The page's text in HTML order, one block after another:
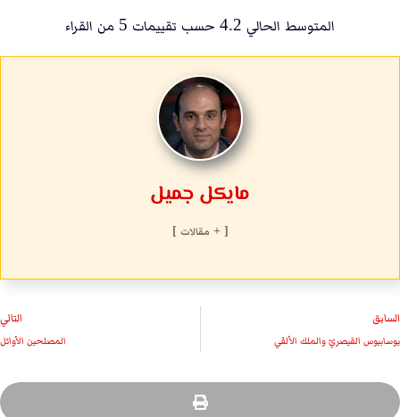
المتوسط الحالي 4.2 حسب تقييمات 5 من القراء
مايكل جميل
[ + مقالات ]
السابق
يوسابيوس القيصريّ والملك الألفي
التالي
المصلحين الأوائل